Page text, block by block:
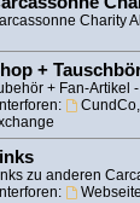
Charity
+
+ Fan-Artikel
CundCo,
zu anderen